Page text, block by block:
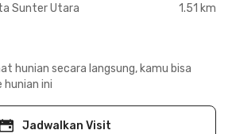
Sunter Utara
1.51 km
hunian secara langsung, kamu bisa
ini
Jadwalkan Visit